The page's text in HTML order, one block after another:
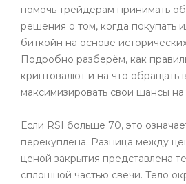
помочь трейдерам принимать
решения о том, когда покупать
биткойн на основе
Подробно разберём, как
криптовалют и на что обращать
максимизировать свои шансы на
Если RSI больше 70, это
перекуплена. Разница между
ценой закрытия представлена
сплошной частью свечи. Тело